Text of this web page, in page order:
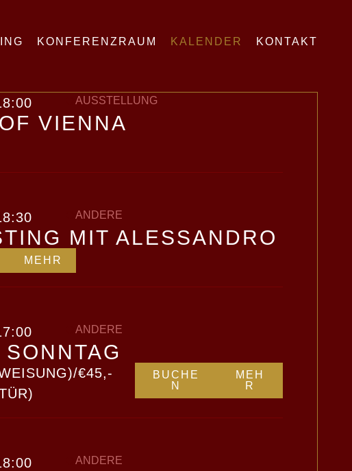
KONFERENZRAUM KALENDER KONTAKT
AUSSTELLUNG
VIENNA
ANDERE
MIT ALESSANDRO
MEHR
ANDERE
€45,-
BUCHE
N
MEH
R
ANDERE